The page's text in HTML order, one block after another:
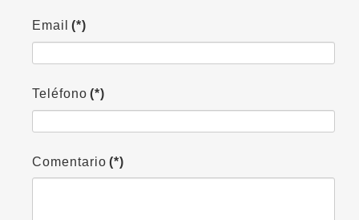
Email (*)
Teléfono (*)
Comentario (*)